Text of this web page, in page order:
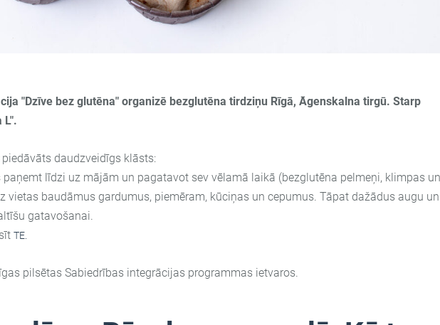
"Dzīve bez glutēna" organizē bezglutēna tirdziņu Rīgā, Āgenskalna tirgū. Starp
L".
daudzveidīgs klāsts:
paņemt līdzi uz mājām un pagatavot sev vēlamā laikā (bezglutēna pelmeņi, klimpas un
vietas baudāmus gardumus, piemēram, kūciņas un cepumus. Tāpat dažādus augu un
gatavošanai.
TE.
pilsētas Sabiedrības integrācijas programmas ietvaros.